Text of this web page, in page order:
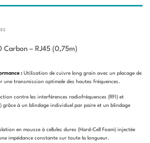
Carbon – RJ45 (0,75m)
:Utilisation de cuivre long grain avec un placage de
une transmission optimale des hautes fréquences.
contre les interférences radiofréquences (RFI) et
grâce à un blindage individuel par paire et un blindage
en mousse à cellules dures (Hard-Cell Foam) injectée
impédance constante sur toute la longueur.